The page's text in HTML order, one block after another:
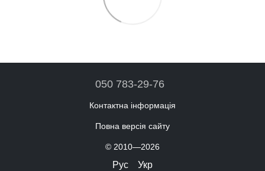
050 783-29-76
Контактна інформація
Повна версія сайту
© 2010—2026
Рус Укр